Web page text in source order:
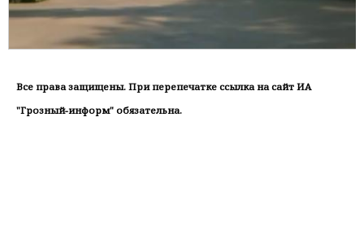
Все права защищены. При перепечатке ссылка на сайт ИА
"Грозный-информ" обязательна.